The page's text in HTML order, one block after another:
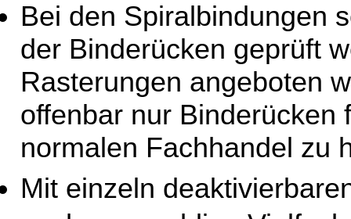
Bei den Spiralbindungen
der Binderücken geprüft
Rasterungen angeboten
offenbar nur Binderücken
normalen Fachhandel zu
Mit einzeln